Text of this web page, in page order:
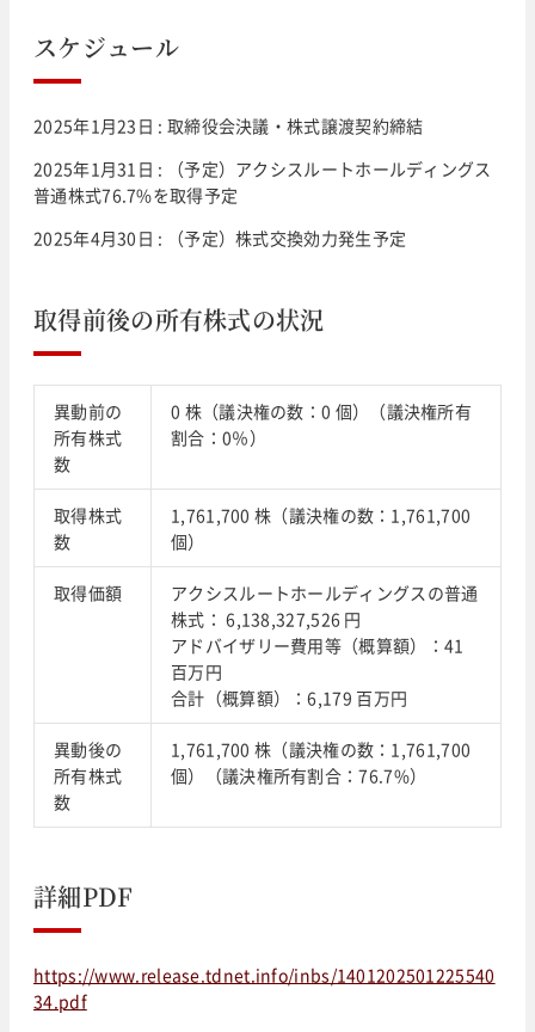
スケジュール
2025年1月23日 : 取締役会決議・株式譲渡契約締結
2025年1月31日 : （予定）アクシスルートホールディングス
普通株式76.7%を取得予定
2025年4月30日 : （予定）株式交換効力発生予定
取得前後の所有株式の状況
異動前の
所有株式
数
0 株（議決権の数：0 個）（議決権所有
割合：0％）
取得株式
数
1,761,700 株（議決権の数：1,761,700
個）
取得価額
アクシスルートホールディングスの普通
株式： 6,138,327,526 円
アドバイザリー費用等（概算額）：41
百万円
合計（概算額）：6,179 百万円
異動後の
所有株式
数
1,761,700 株（議決権の数：1,761,700
個）（議決権所有割合：76.7%）
詳細PDF
https://www.release.tdnet.info/inbs/1401202501225540
34.pdf